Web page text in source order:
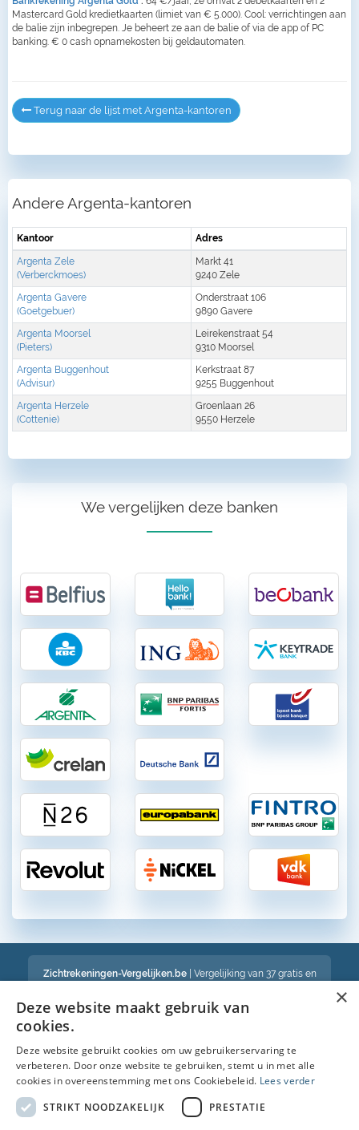
Mastercard Gold kredietkaarten (limiet van € 5.000). Cool: verrichtingen aan
de balie zijn inbegrepen. Je beheert ze aan de balie of via de app of PC
banking. € 0 cash opnamekosten bij geldautomaten.
Terug naar de lijst met Argenta-kantoren
Andere Argenta-kantoren
Kantoor Adres
Argenta Zele
(Verberckmoes)
Markt 41
9240 Zele
Argenta Gavere
(Goetgebuer)
Onderstraat 106
9890 Gavere
Argenta Moorsel
(Pieters)
Leirekenstraat 54
9310 Moorsel
Argenta Buggenhout
(Advisur)
Kerkstraat 87
9255 Buggenhout
Argenta Herzele
(Cottenie)
Groenlaan 26
9550 Herzele
We vergelijken deze banken
Zichtrekeningen-Vergelijken.be| Vergelijking van 37 gratis en
Een volledig onafhankelijke vergelijking van gratis en betalende
bankrekeningen in België
Bekijk ook :
Spaarrekening
×
Deze website maakt gebruik van
cookies.
Deze website gebruikt cookies om uw gebruikerservaring te
verbeteren. Door onze website te gebruiken, stemt u in met alle
cookies in overeenstemming met ons Cookiebeleid. Lees verder
STRIKT NOODZAKELIJK
PRESTATIE